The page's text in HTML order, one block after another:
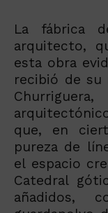
La fábrica
arquitecto,
esta obra
recibió de su
que, en
pureza de
el espacio
Catedral
añadidos,